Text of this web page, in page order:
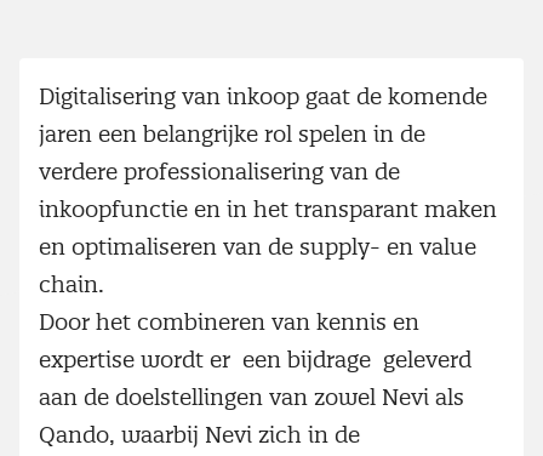
Digitalisering van inkoop gaat de komende
jaren een belangrijke rol spelen in de
verdere professionalisering van de
inkoopfunctie en in het transparant maken
en optimaliseren van de supply- en value
chain.
Door het combineren van kennis en
expertise wordt er een bijdrage geleverd
aan de doelstellingen van zowel Nevi als
Qando, waarbij Nevi zich in de